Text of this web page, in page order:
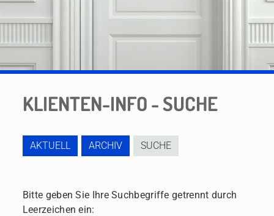
KLIENTEN-INFO - SUCHE
AKTUELL ARCHIV SUCHE
Bitte geben Sie Ihre Suchbegriffe getrennt durch
Leerzeichen ein: